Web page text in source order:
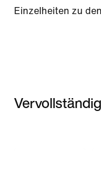
Einzelheiten zu